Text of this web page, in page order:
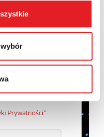
moich danych
osobowych w
Prywatności*